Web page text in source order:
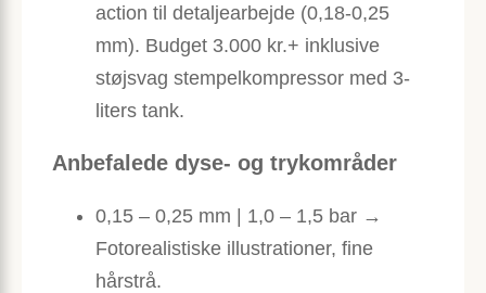
action til detalje­arbejde (0,18-0,25
mm). Budget 3.000 kr.+ inklusive
støjsvag stempelkompressor med 3-
liters tank.
Anbefalede dyse- og trykområder
0,15 – 0,25 mm | 1,0 – 1,5 bar →
Fotorealistiske illustrationer, fine
hårstrå.